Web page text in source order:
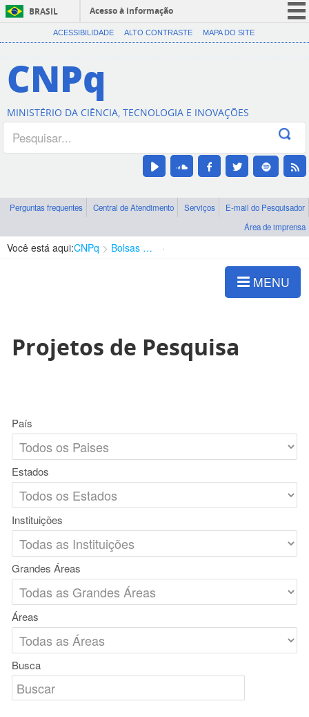
BRASIL
Acesso à informação
CORONAVÍRUS (COVID-19)
Canais
ACESSIBILIDADE ALTO CONTRASTE MAPA DO SITE
CNPq
MINISTÉRIO DA CIÊNCIA, TECNOLOGIA E INOVAÇÕES
Perguntas frequentes Central de Atendimento Serviços
E-mail do Pesquisador
Área de imprensa
Você está aqui:CNPq Bolsas e Auxílios Vigentes
MENU
Projetos de Pesquisa
País
Estados
Instituições
Grandes Áreas
Áreas
Busca